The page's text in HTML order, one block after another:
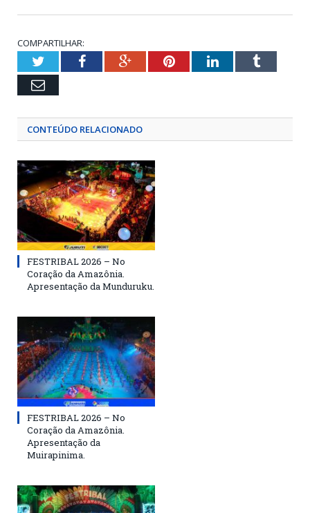
COMPARTILHAR:
TwitterFacebookGoogle+PinterestLinkedInTumblr
Email
CONTEÚDO RELACIONADO
FESTRIBAL 2026 – No
Coração da Amazônia.
Apresentação da Munduruku.
FESTRIBAL 2026 – No
Coração da Amazônia.
Apresentação da
Muirapinima.